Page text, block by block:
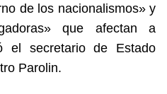
de los nacionalismos» y
que afectan a
el secretario de Estado
Parolin.